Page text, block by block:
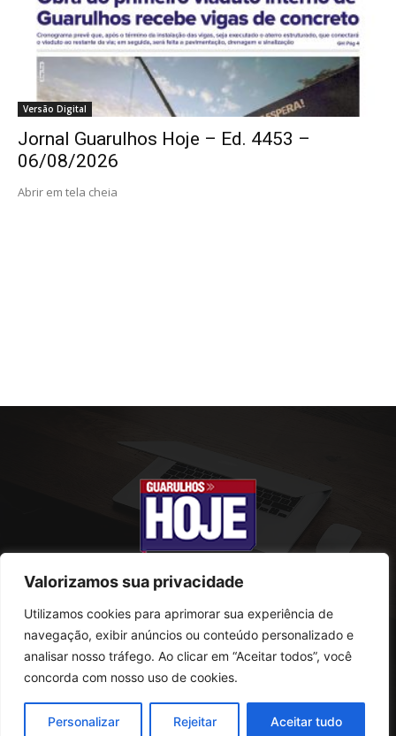
Valorizamos sua privacidade
Utilizamos cookies para aprimorar sua experiência de
navegação, exibir anúncios ou conteúdo personalizado e
analisar nosso tráfego. Ao clicar em “Aceitar todos”, você
concorda com nosso uso de cookies.
Personalizar Rejeitar Aceitar tudo
Versão Digital
Jornal Guarulhos Hoje – Ed. 4453 –
06/08/2026
Abrir em tela cheia
SOBRE NÓS
Rua Conselheiro Antonio Prado, 121
CEP: 07095-180